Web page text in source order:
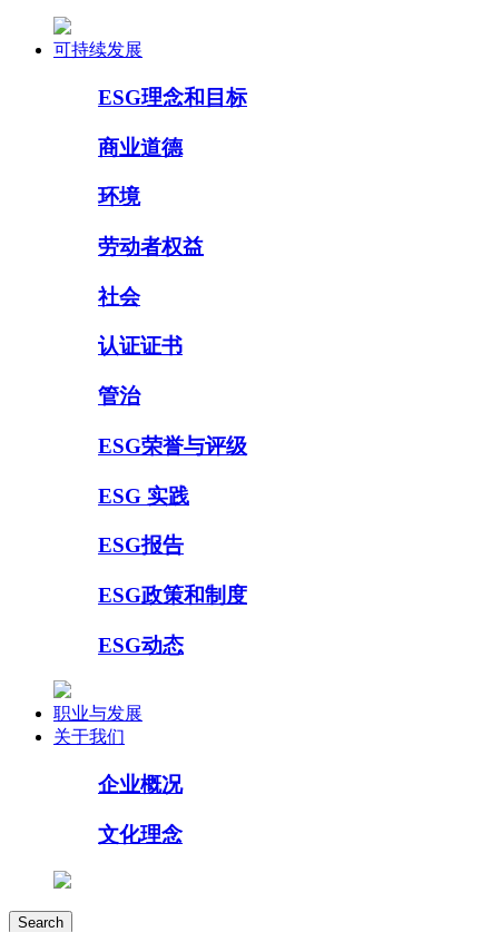
可持续发展
ESG理念和目标
商业道德
环境
劳动者权益
社会
认证证书
管治
ESG荣誉与评级
ESG 实践
ESG报告
ESG政策和制度
ESG动态
职业与发展
关于我们
企业概况
文化理念
Search